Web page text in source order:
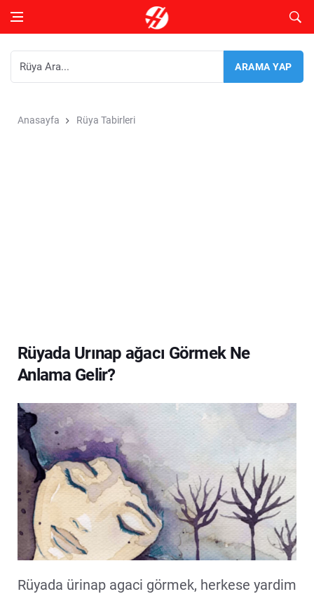
Anasayfa Rüya Tabirleri
Rüyada Urınap ağacı Görmek Ne
Anlama Gelir?
Rüyada ürinap agaci görmek, herkese yardim